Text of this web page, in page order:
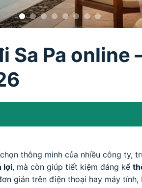
Pa online
thông minh của nhiều công ty,
lợi, mà còn giúp tiết kiệm đáng kể
giản trên điện thoại hay máy